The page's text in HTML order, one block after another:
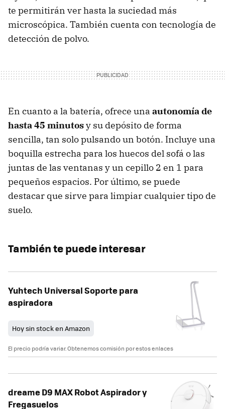
te permitirán ver hasta la suciedad más
microscópica. También cuenta con tecnología de
detección de polvo.
En cuanto a la batería, ofrece una autonomía de
hasta 45 minutosy su depósito de forma
sencilla, tan solo pulsando un botón. Incluye una
boquilla estrecha para los huecos del sofá o las
juntas de las ventanas y un cepillo 2 en 1 para
pequeños espacios. Por último, se puede
destacar que sirve para limpiar cualquier tipo de
suelo.
También te puede interesar
Yuhtech Universal Soporte para
aspiradora
Hoy sin stock en Amazon
El precio podría variar. Obtenemos comisión por estos enlaces
dreame D9 MAX Robot Aspirador y
Fregasuelos